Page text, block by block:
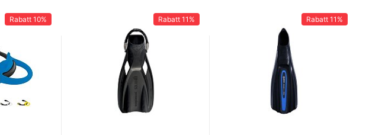
Rabatt 10% Rabatt 11% Rabatt 11%